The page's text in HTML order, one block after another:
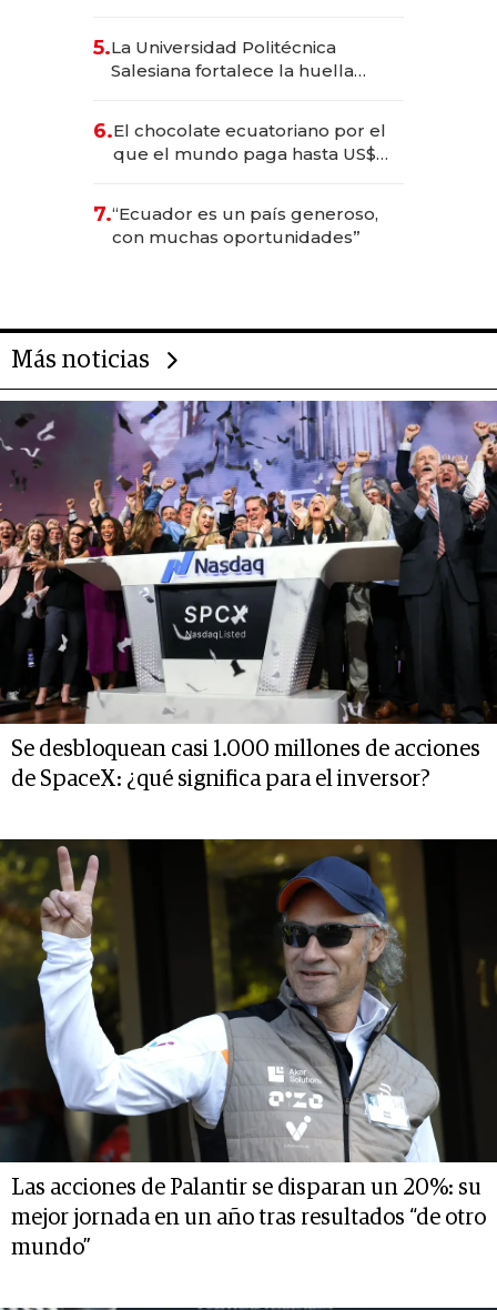
5.La Universidad Politécnica
Salesiana fortalece la huella
6.El chocolate ecuatoriano por el
que el mundo paga hasta US$
7.“Ecuador es un país generoso,
con muchas oportunidades”
Más noticias
Se desbloquean casi 1.000 millones de acciones
de SpaceX: ¿qué significa para el inversor?
Las acciones de Palantir se disparan un 20%: su
mejor jornada en un año tras resultados “de otro
mundo”